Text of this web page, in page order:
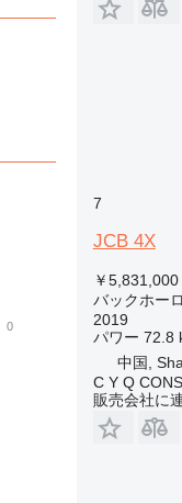
7
JCB 4X
￥5,831,000
バックホー
2019
パワー 72.8
中国,
C Y Q
販売会社に